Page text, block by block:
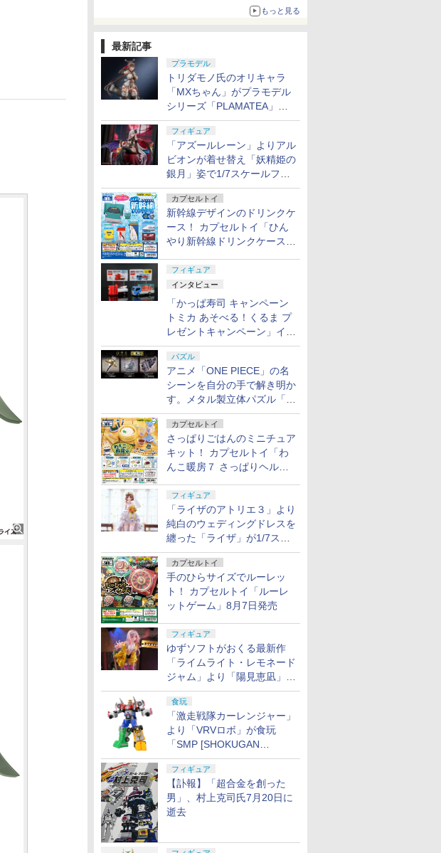
もっと見る
最新記事
プラモデル
トリダモノ氏のオリキャラ
「MXちゃん」がプラモデル
シリーズ「PLAMATEA」で
登場！ 2027年1月発売予定
フィギュア
「アズールレーン」よりアル
ビオンが着せ替え「妖精姫の
銀月」姿で1/7スケールフィ
ギュア化！
カプセルトイ
新幹線デザインのドリンクケ
ース！ カプセルトイ「ひん
やり新幹線ドリンクケース」
フィギュア
インタビュー
「かっぱ寿司 キャンペーン
トミカ あそべる！くるま プ
レゼントキャンペーン」イン
タビュー
パズル
アニメ「ONE PIECE」の名
シーンを自分の手で解き明か
す。メタル製立体パズル「は
ずる ONE PIECE」シリーズ
3種が登場
カプセルトイ
さっぱりごはんのミニチュア
キット！ カプセルトイ「わ
んこ暖房７ さっぱりヘルシ
フィギュア
「ライザのアトリエ３」より
純白のウェディングドレスを
纏った「ライザ」が1/7スケ
ールフィギュアで登場！
カプセルトイ
手のひらサイズでルーレッ
ト！ カプセルトイ「ルーレ
ットゲーム」8月7日発売
フィギュア
ゆずソフトがおくる最新作
「ライムライト・レモネード
ジャム」より「陽見恵凪」が
1/3.5スケールフィギュアで
登場！
食玩
「激走戦隊カーレンジャー」
より「VRVロボ」が食玩
「SMP [SHOKUGAN
MODELING PROJECT]」に
登場！
フィギュア
【訃報】「超合金を創った
男」、村上克司氏7月20日に
逝去